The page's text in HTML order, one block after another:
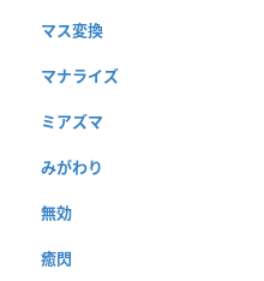
マス変換
マナライズ
ミアズマ
みがわり
無効
癒閃